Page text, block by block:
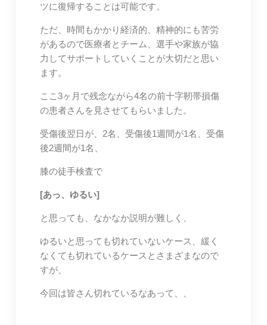
ツに復帰することは可能です。
ただ、時間もかかり経済的、精神的にも苦労
があるので医療者とチーム、選手や家族が協
力してサポートしていくことが大切だと思い
ます。
ここ3ヶ月で残念ながら4名の前十字靭帯損傷
の患者さんを見させてもらいました。
受傷後翌日が、2名、受傷後1週間が1名、受傷
後2週間が1名、
膝の徒手検査で
[あっ、ゆるい]
と思っても、なかなか説明が難しく、
ゆるいと思っても切れていないケース、緩く
なくても切れているケースとさまざまなので
すが、
今回は皆さん切れているなあって、、